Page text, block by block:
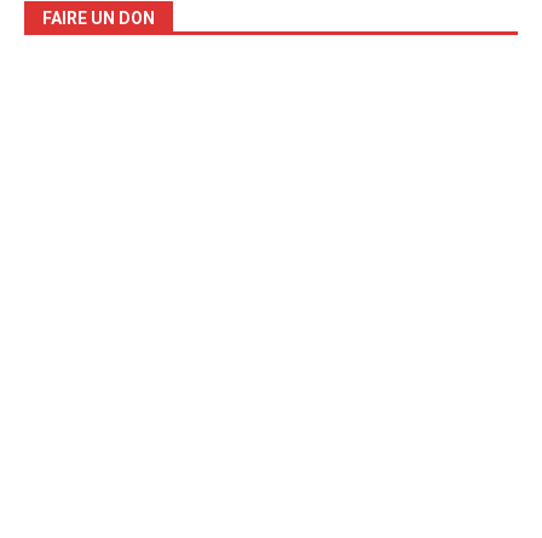
FAIRE UN DON